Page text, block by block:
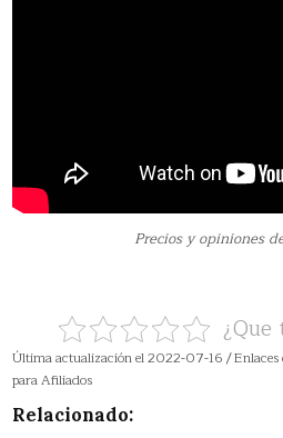
Precios y opiniones
Última actualización el 2022-07-16 / Enlaces
para Afiliados
Relacionado: